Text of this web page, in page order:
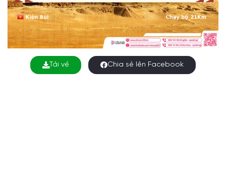
Tải về Chia sẻ lên Facebook